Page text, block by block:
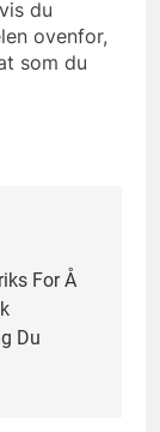
du
ovenfor,
som du
For Å
Du